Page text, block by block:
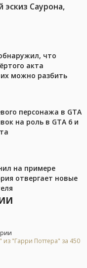
эскиз Саурона,
что
акта
можно разбить
персонажа в GTA
на роль в GTA 6 и
на примере
отвергает новые
из "Гарри Поттера" за 450